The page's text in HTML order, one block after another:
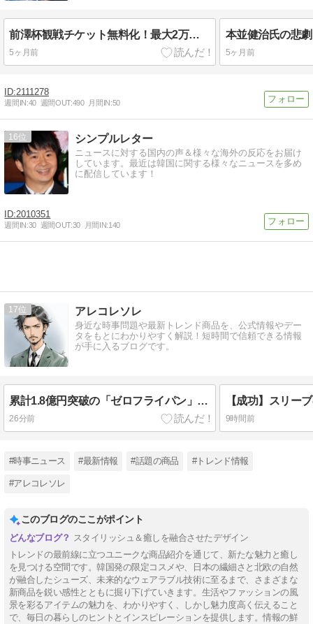
前澤杯観戦チケット無料化！最大2万人が楽しむゴルフイベントの魅力
5ヶ月前 5ヶ月前
2111278
週間IN:40 週間OUT:490 月間IN:50
16 シンプルレター
ニュースに対する国内の声＆様々な海外の反応をお届け
しています。最近は韓国に関する様々なニュースを多め
に配信しています！
2010351
週間IN:30 週間OUT:30 月間IN:140
17 アレコレソレ
身近な時事問題や最新トレンド商品を、公式情報やデー
タをもとにわかりやすく解説！短時間で信頼できる情報
が手に入るブログです。
累計1.8億円突破の「ゼロフライパン」から待望の中華鍋と卵焼き器がアンコールプロジェクトで再登場！
26分前 9時間前
#時事ニュース #最新情報 #話題の商品 #トレンド情報
#アレコレソレ
このブログのここがポイント
スタイリッシュ＆癒しを融合させたデザイン
トレンドの最前線に立つユニークな商品紹介を通じて、新たな魅力と癒し
を見つける空間です。韓国発の限定コスメや、日本の繊細さと北欧の自然
が融合したシューズ、未来的なウェアラブル技術に至るまで、さまざまな
新商品を鋭い感性とともに掘り下げていきます。生活やファッションの風
景を彩るアイテムの魅力を、わかりやすく、しかし魅力度高く伝えること
で、毎日の暮らしのヒントとインスピレーションを提供します。情報の鮮